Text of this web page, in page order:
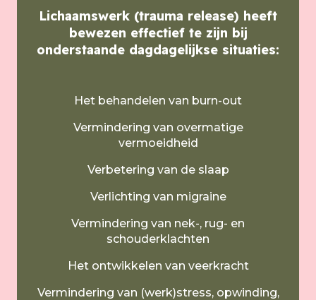
Lichaamswerk (trauma release) heeft
bewezen effectief te zijn bij
onderstaande dagdagelijkse situaties:
Het behandelen van burn-out
Vermindering van overmatige
vermoeidheid
Verbetering van de slaap
Verlichting van migraine
Vermindering van nek-, rug- en
schouderklachten
Het ontwikkelen van veerkracht
Vermindering van (werk)stress, opwinding,